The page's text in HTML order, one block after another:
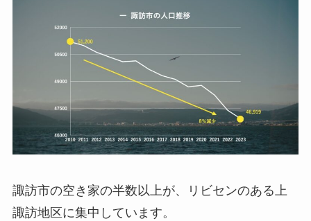
諏訪市の空き家の半数以上が、リビセンのある上
諏訪地区に集中しています。